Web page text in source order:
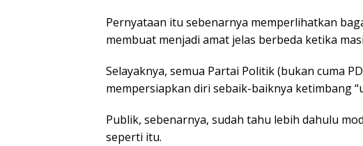
Pernyataan itu sebenarnya memperlihatkan
membuat menjadi amat jelas berbeda ketika
Selayaknya, semua Partai Politik (bukan cuma
mempersiapkan diri sebaik-baiknya ketimbang
Publik, sebenarnya, sudah tahu lebih dahulu
seperti itu.